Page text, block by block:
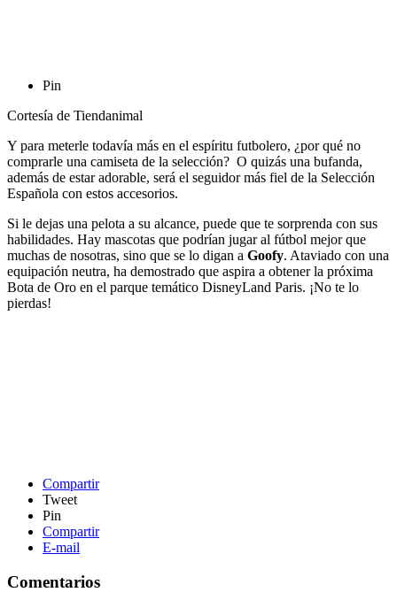
Pin
Cortesía de Tiendanimal
Y para meterle todavía más en el espíritu futbolero, ¿por qué no
comprarle una camiseta de la selección? O quizás una bufanda,
además de estar adorable, será el seguidor más fiel de la Selección
Española con estos accesorios.
Si le dejas una pelota a su alcance, puede que te sorprenda con sus
habilidades. Hay mascotas que podrían jugar al fútbol mejor que
muchas de nosotras, sino que se lo digan a Goofy. Ataviado con una
equipación neutra, ha demostrado que aspira a obtener la próxima
Bota de Oro en el parque temático DisneyLand Paris. ¡No te lo
pierdas!
Compartir
Tweet
Pin
Compartir
E-mail
Comentarios